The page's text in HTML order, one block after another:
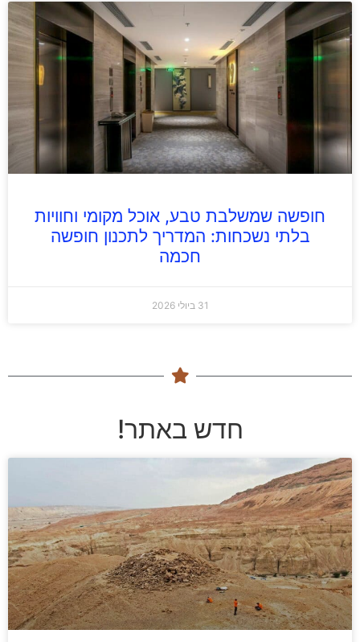
חופשה שמשלבת טבע, אוכל מקומי וחוויות
בלתי נשכחות: המדריך לתכנון חופשה
חכמה
31 ביולי 2026
חדש באתר!